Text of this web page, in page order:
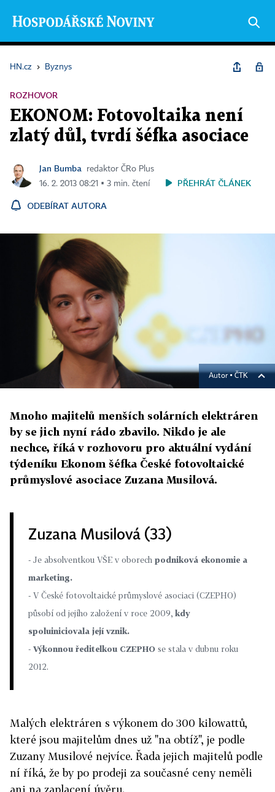
HN.cz › Byznys
ROZHOVOR
EKONOM: Fotovoltaika není
zlatý důl, tvrdí šéfka asociace
Jan Bumba
redaktor ČRo Plus
16. 2. 2013 08:21 ▪ 3 min. čtení
PŘEHRÁT ČLÁNEK
ODEBÍRAT AUTORA
Autor ▪ ČTK
Mnoho majitelů menších solárních elektráren
by se jich nyní rádo zbavilo. Nikdo je ale
nechce, říká v rozhovoru pro aktuální vydání
týdeníku Ekonom šéfka České fotovoltaické
průmyslové asociace Zuzana Musilová.
Zuzana Musilová (33)
- Je absolventkou VŠE v oborech podniková ekonomie a
marketing.
- V České fotovoltaické průmyslové asociaci (CZEPHO)
působí od jejího založení v roce 2009, kdy
spoluiniciovala její vznik.
- Výkonnou ředitelkou CZEPHO se stala v dubnu roku
2012.
Malých elektráren s výkonem do 300 kilowattů,
které jsou majitelům dnes už "na obtíž", je podle
Zuzany Musilové nejvíce. Řada jejich majitelů podle
ní říká, že by po prodeji za současné ceny neměli
ani na zaplacení úvěru.